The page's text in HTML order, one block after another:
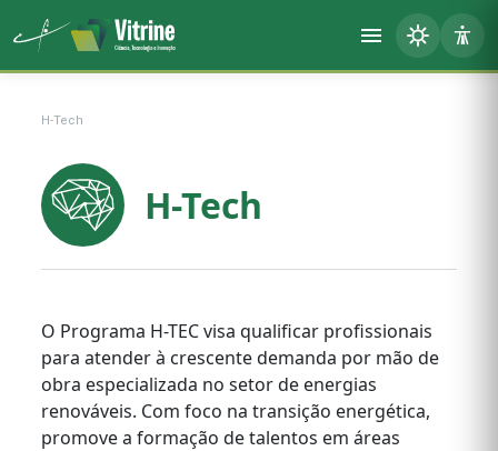
H-Tech
H-Tech
O Programa H-TEC visa qualificar profissionais
para atender à crescente demanda por mão de
obra especializada no setor de energias
renováveis. Com foco na transição energética,
promove a formação de talentos em áreas